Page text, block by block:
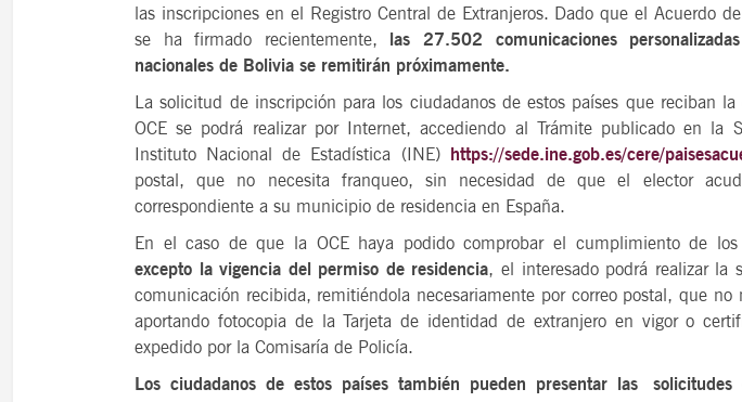
las inscripciones en el Registro Central de Extranjeros. Dado que el Acuerdo
se ha firmado recientemente, las 27.502 comunicaciones
nacionales de Bolivia se remitirán próximamente.
La solicitud de inscripción para los ciudadanos de estos países que reciban
OCE se podrá realizar por Internet, accediendo al Trámite publicado en la
Instituto Nacional de Estadística (INE) https://sede.ine.gob.es/cere/
postal, que no necesita franqueo, sin necesidad de que el elector
correspondiente a su municipio de residencia en España.
En el caso de que la OCE haya podido comprobar el cumplimiento de los
excepto la vigencia del permiso de residencia, el interesado podrá realizar la
comunicación recibida, remitiéndola necesariamente por correo postal, que no
aportando fotocopia de la Tarjeta de identidad de extranjero en vigor o
expedido por la Comisaría de Policía.
Los ciudadanos de estos países también pueden presentar las